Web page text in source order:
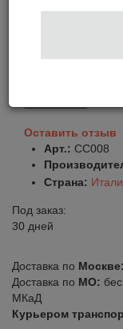
Мерный
Agave
Оставить отзыв
Арт.: CC008
Страна:
Под заказ:
30 дней
Доставка по Москве:
Доставка по МО:
МКаД
Курьером